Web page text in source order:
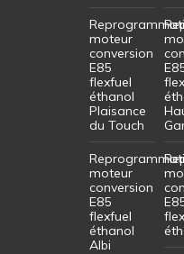
moteur
conversion
E85
flexfuel
éthanol
Plaisance
du Touch
moteur
conversion
E85
flexfuel
éthanol
Albi